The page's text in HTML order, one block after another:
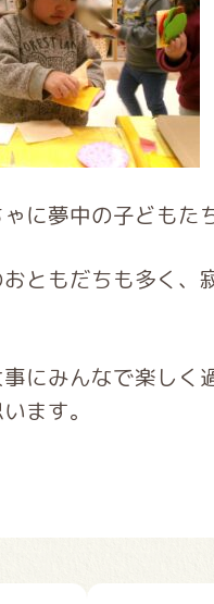
に夢中の子どもた
ともだちも多く、
にみんなで楽しく
ます。